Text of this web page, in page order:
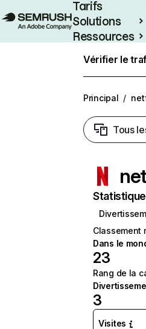
Tarifs
Solutions
Ressources
Vérifier le
Principal /
Tous
Classement
Dans le
23
Rang de la
3
Visites